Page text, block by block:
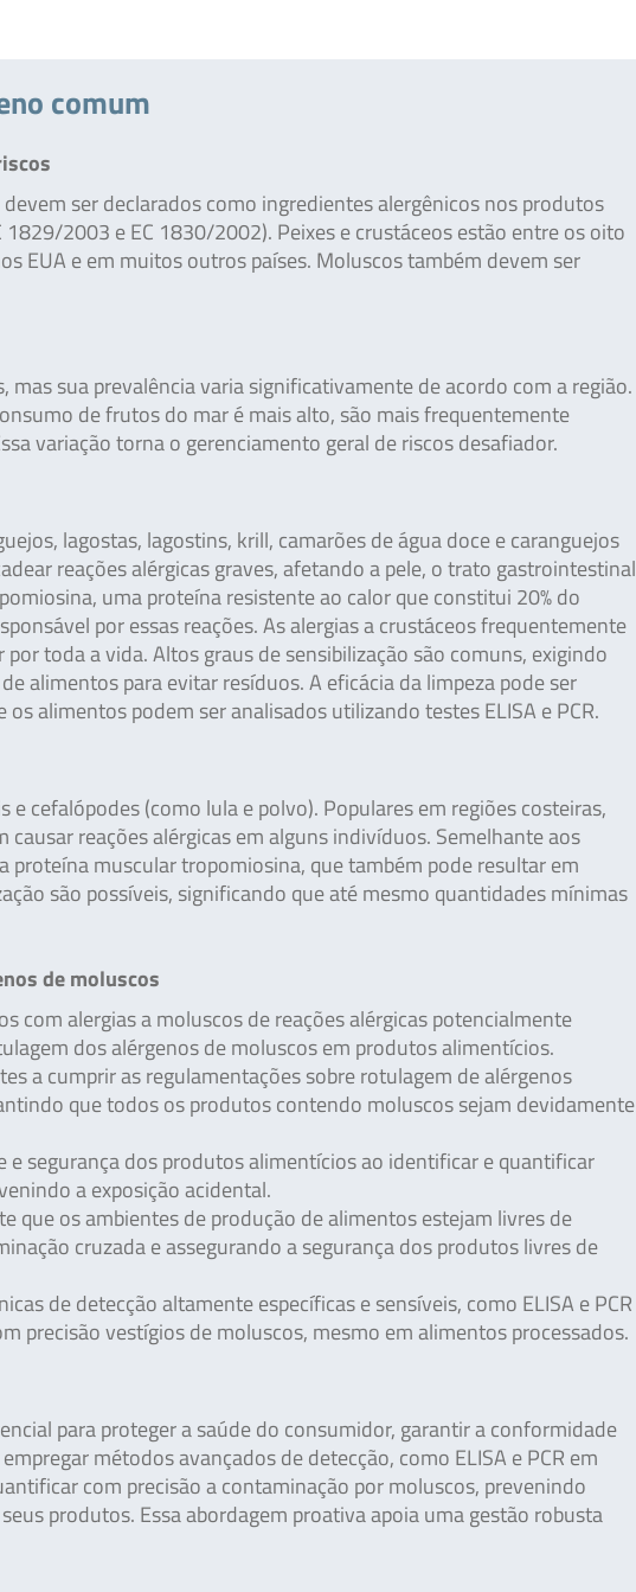
comum
ser declarados como ingredientes alergênicos nos produtos
2003 e EC 1830/2002). Peixes e crustáceos estão entre os oito
EUA e em muitos outros países. Moluscos também devem ser
sua prevalência varia significativamente de acordo com a região.
de frutos do mar é mais alto, são mais frequentemente
variação torna o gerenciamento geral de riscos desafiador.
lagostas, lagostins, krill, camarões de água doce e caranguejos
reações alérgicas graves, afetando a pele, o trato gastrointestinal
uma proteína resistente ao calor que constitui 20% do
por essas reações. As alergias a crustáceos frequentemente
toda a vida. Altos graus de sensibilização são comuns, exigindo
alimentos para evitar resíduos. A eficácia da limpeza pode ser
alimentos podem ser analisados utilizando testes ELISA e PCR.
cefalópodes (como lula e polvo). Populares em regiões costeiras,
reações alérgicas em alguns indivíduos. Semelhante aos
proteína muscular tropomiosina, que também pode resultar em
são possíveis, significando que até mesmo quantidades mínimas
de moluscos
com alergias a moluscos de reações alérgicas potencialmente
dos alérgenos de moluscos em produtos alimentícios.
a cumprir as regulamentações sobre rotulagem de alérgenos
que todos os produtos contendo moluscos sejam devidamente
e segurança dos produtos alimentícios ao identificar e quantificar
a exposição acidental.
que os ambientes de produção de alimentos estejam livres de
cruzada e assegurando a segurança dos produtos livres de
de detecção altamente específicas e sensíveis, como ELISA e PCR
precisão vestígios de moluscos, mesmo em alimentos processados.
para proteger a saúde do consumidor, garantir a conformidade
métodos avançados de detecção, como ELISA e PCR em
com precisão a contaminação por moluscos, prevenindo
produtos. Essa abordagem proativa apoia uma gestão robusta